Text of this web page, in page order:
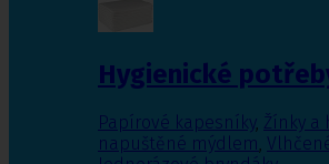
Hygienické
Papírové kapesníky, Žínky a
napuštěné mýdlem,